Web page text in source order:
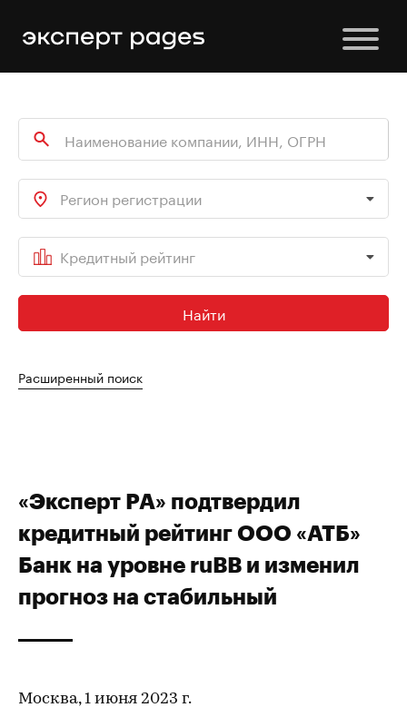
Регион регистрации
Кредитный рейтинг
Найти
Расширенный поиск
«Эксперт РА» подтвердил
кредитный рейтинг ООО «АТБ»
Банк на уровне ruBB и изменил
прогноз на стабильный
Москва, 1 июня 2023 г.